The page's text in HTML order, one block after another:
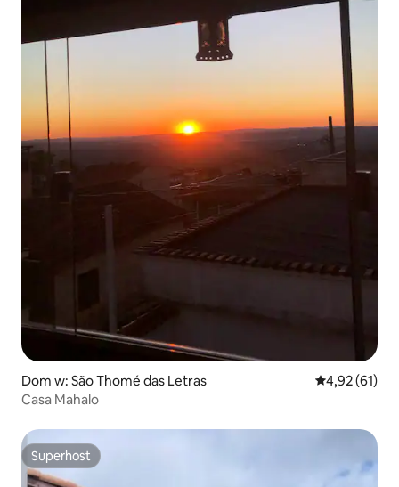
Dom w: São Thomé das Letras Średnia
4,92 (61)
Casa Mahalo
Superhost
Superhost